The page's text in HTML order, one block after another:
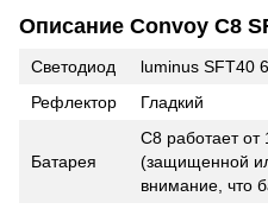
Описание Convoy C8
Светодиод
luminus SFT40
Рефлектор
Гладкий
Батарея
C8 работает от
(защищенной
внимание, что